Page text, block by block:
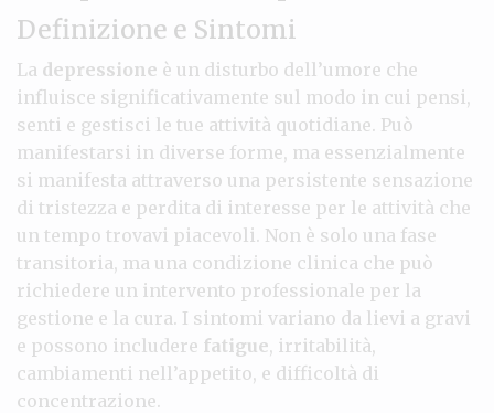
Definizione e Sintomi
La depressione è un disturbo dell’umore che
influisce significativamente sul modo in cui pensi,
senti e gestisci le tue attività quotidiane. Può
manifestarsi in diverse forme, ma essenzialmente
si manifesta attraverso una persistente sensazione
di tristezza e perdita di interesse per le attività che
un tempo trovavi piacevoli. Non è solo una fase
transitoria, ma una condizione clinica che può
richiedere un intervento professionale per la
gestione e la cura. I sintomi variano da lievi a gravi
e possono includere fatigue, irritabilità,
cambiamenti nell’appetito, e difficoltà di
concentrazione.